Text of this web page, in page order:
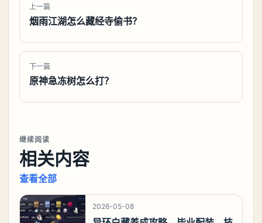
上一篇
烟雨江湖怎么藏经寺偷书？
下一篇
原神急冻树怎么打？
继续阅读
相关内容
查看全部
2026-05-08